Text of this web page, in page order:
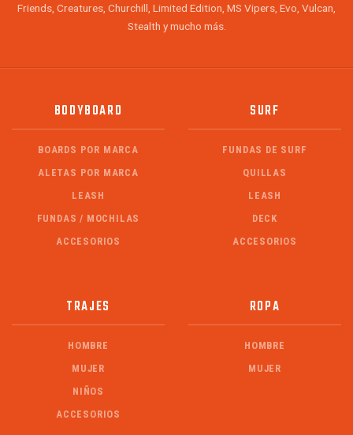
Friends, Creatures, Churchill, Limited Edition, MS Vipers, Evo, Vulcan,
Stealth y mucho más.
BODYBOARD
BOARDS POR MARCA
ALETAS POR MARCA
LEASH
FUNDAS / MOCHILAS
ACCESORIOS
SURF
FUNDAS DE SURF
QUILLAS
LEASH
DECK
ACCESORIOS
TRAJES
HOMBRE
MUJER
NIÑOS
ACCESORIOS
ROPA
HOMBRE
MUJER